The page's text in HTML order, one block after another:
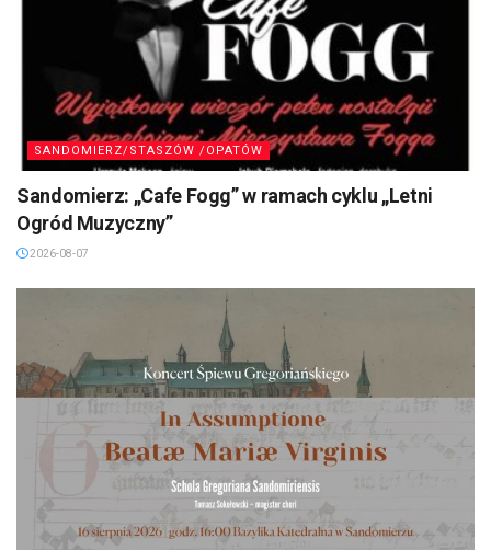
SANDOMIERZ/STASZÓW /OPATÓW
Sandomierz: „Cafe Fogg” w ramach cyklu „Letni
Ogród Muzyczny”
2026-08-07